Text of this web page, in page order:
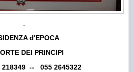
d'EPOCA
DEI PRINCIPI
-- 055 2645322